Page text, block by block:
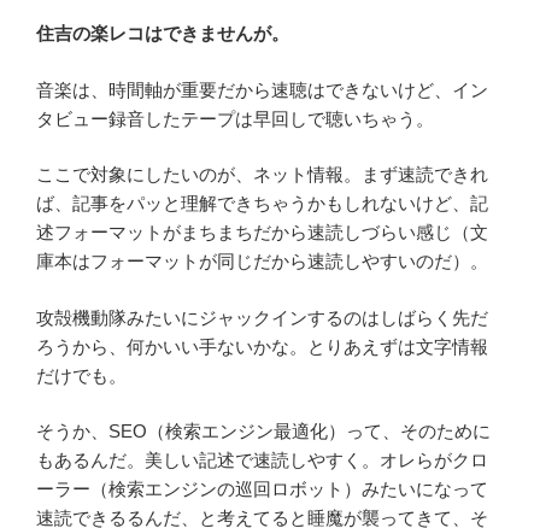
住吉の楽レコはできませんが。
音楽は、時間軸が重要だから速聴はできないけど、イン
タビュー録音したテープは早回しで聴いちゃう。
ここで対象にしたいのが、ネット情報。まず速読できれ
ば、記事をパッと理解できちゃうかもしれないけど、記
述フォーマットがまちまちだから速読しづらい感じ（文
庫本はフォーマットが同じだから速読しやすいのだ）。
攻殻機動隊みたいにジャックインするのはしばらく先だ
ろうから、何かいい手ないかな。とりあえずは文字情報
だけでも。
そうか、SEO（検索エンジン最適化）って、そのために
もあるんだ。美しい記述で速読しやすく。オレらがクロ
ーラー（検索エンジンの巡回ロボット）みたいになって
速読できるるんだ、と考えてると睡魔が襲ってきて、そ